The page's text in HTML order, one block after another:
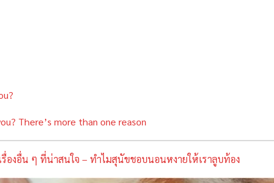
There’s more than one reason
รื่องอื่น ๆ ที่น่าสนใจ – ทำไมสุนัขชอบนอนหงายให้เราลูบท้อง